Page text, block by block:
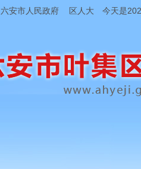
六安市人民政府 区人大 今天是